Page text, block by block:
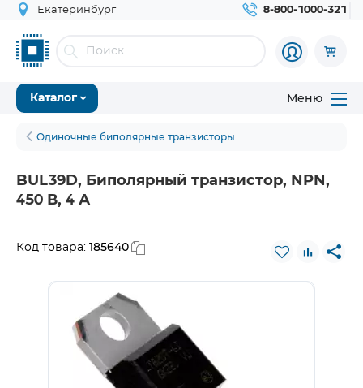
Екатеринбург 8-800-1000-321
Каталог Меню
Одиночные биполярные транзисторы
BUL39D, Биполярный транзистор, NPN,
450 В, 4 А
Код товара: 185640